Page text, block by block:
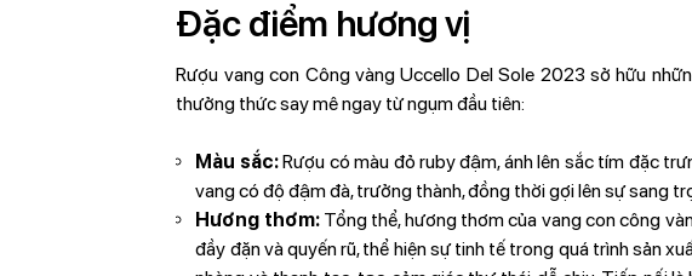
Đặc điểm hương vị
Rượu vang con Công vàng Uccello Del Sole 2023 sở hữu
thưởng thức say mê ngay từ ngụm đầu tiên:
Màu sắc:Rượu có màu đỏ ruby đậm, ánh lên sắc tím đặc
vang có độ đậm đà, trưởng thành, đồng thời gợi lên sự sang
Hương thơm: Tổng thể, hương thơm của vang con công
đầy đặn và quyến rũ, thể hiện sự tinh tế trong quá trình sản